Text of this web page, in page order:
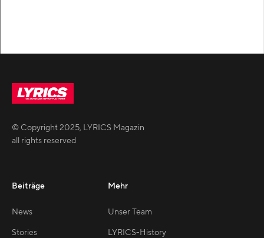
© Copyright2025, LYRICS Magazin
all rights reserved
Beiträge
News
Stories
Mehr
Unser Team
LYRICS-History